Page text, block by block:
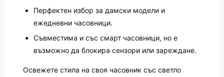
Перфектен избор за дамски модели и
ежедневни часовници.
Съвместима и със смарт часовници, но е
възможно да блокира сензори или зареждане.
Освежете стила на своя часовник със светло